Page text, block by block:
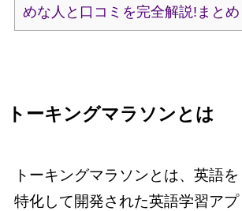
めな人と口コミを完全解説!まとめ
トーキングマラソンとは
トーキングマラソンとは、英語
特化して開発された英語学習ア